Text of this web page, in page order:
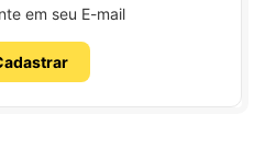
em seu E-mail